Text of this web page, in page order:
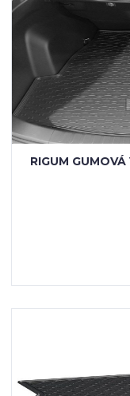
RIGUM